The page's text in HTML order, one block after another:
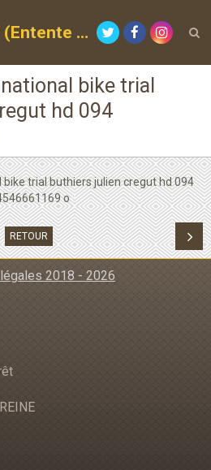
ESF 77 (Entente Sportive de la Forêt)
bike trial
hd 094
RETOUR
2018 - 2026